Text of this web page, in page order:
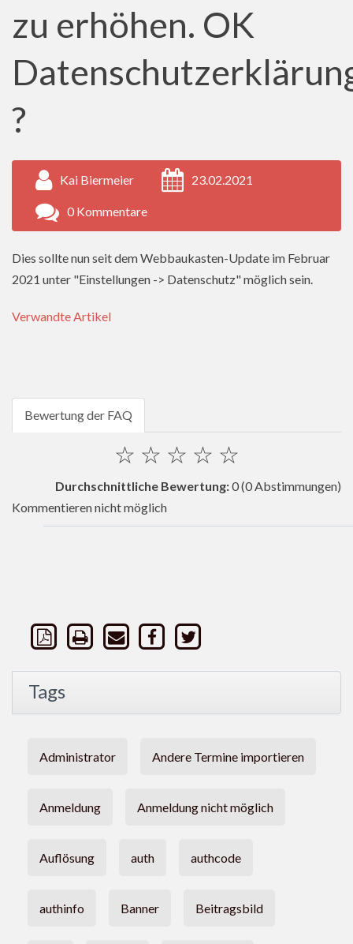
zu erhöhen. OK
?
Kai Biermeier 23.02.2021
0 Kommentare
Dies sollte nun seit dem Webbaukasten-Update im Februar
2021 unter "Einstellungen -> Datenschutz" möglich sein.
Verwandte Artikel
Bewertung der FAQ
☆
☆
☆
☆
☆
Durchschnittliche Bewertung:0(0 Abstimmungen)
Kommentieren nicht möglich
Tags
Administrator Andere Termine importieren
Anmeldung Anmeldung nicht möglich
Auflösung auth authcode
authinfo Banner Beitragsbild